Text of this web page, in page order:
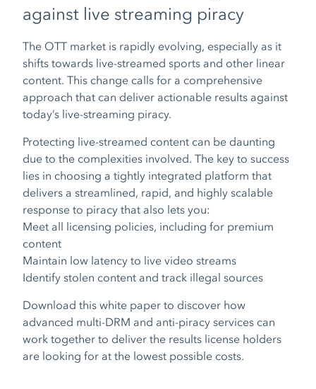
against live streaming piracy
The OTT market is rapidly evolving, especially as it
shifts towards live-streamed sports and other linear
content. This change calls for a comprehensive
approach that can deliver actionable results against
today’s live-streaming piracy.
Protecting live-streamed content can be daunting
due to the complexities involved. The key to success
lies in choosing a tightly integrated platform that
delivers a streamlined, rapid, and highly scalable
response to piracy that also lets you:
Meet all licensing policies, including for premium
content
Maintain low latency to live video streams
Identify stolen content and track illegal sources
Download this white paper to discover how
advanced multi-DRM and anti-piracy services can
work together to deliver the results license holders
are looking for at the lowest possible costs.